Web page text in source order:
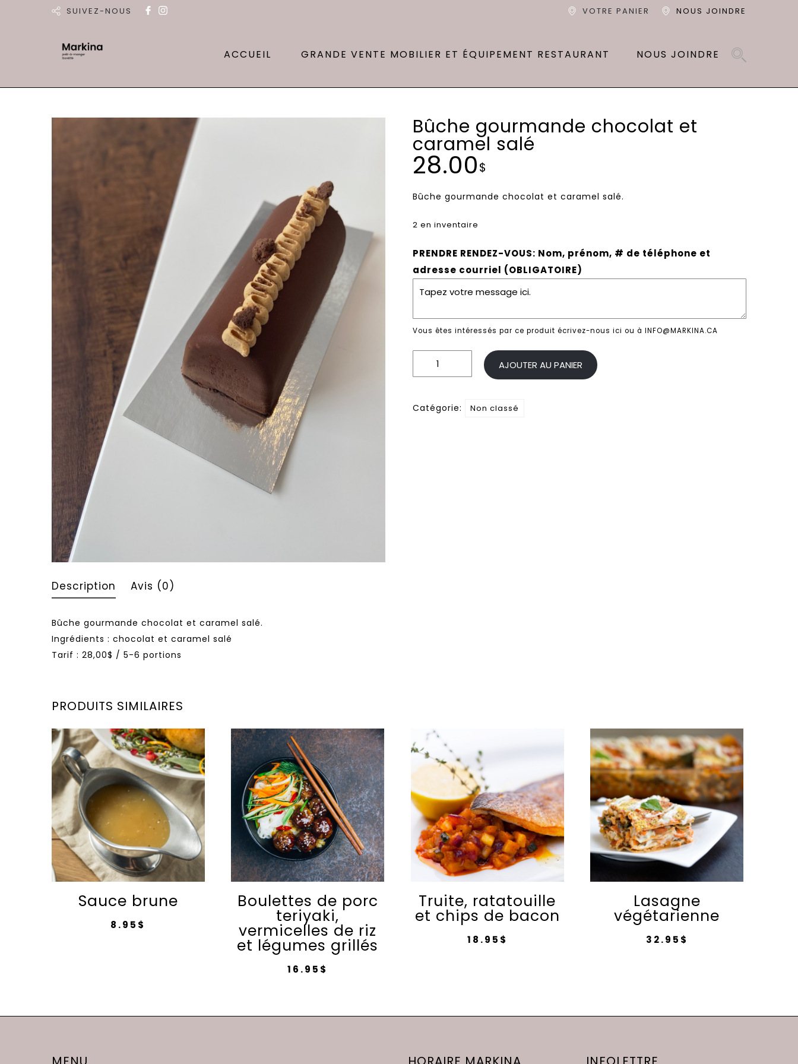
SUIVEZ-NOUS NOUS JOINDRE
VOTRE PANIER
ACCUEIL GRANDE VENTE MOBILIER ET ÉQUIPEMENT RESTAURANT NOUS JOINDRE
Bûche gourmande chocolat et
caramel salé
28.00$
Bûche gourmande chocolat et caramel salé.
2 en inventaire
PRENDRE RENDEZ-VOUS: Nom, prénom, # de téléphone et
adresse courriel (OBLIGATOIRE)
Vous êtes intéressés par ce produit écrivez-nous ici ou à INFO@MARKINA.CA
quantité
de
gourmande
AJOUTER AU PANIER
Catégorie: Non classé
Description Avis (0)
Bûche gourmande chocolat et caramel salé.
Ingrédients : chocolat et caramel salé
Tarif : 28,00$ / 5-6 portions
PRODUITS SIMILAIRES
Sauce brune
8.95 $
Boulettes de porc
teriyaki,
vermicelles de riz
et légumes grillés
16.95 $
Truite, ratatouille
et chips de bacon
18.95 $
Lasagne
végétarienne
32.95 $
variations.